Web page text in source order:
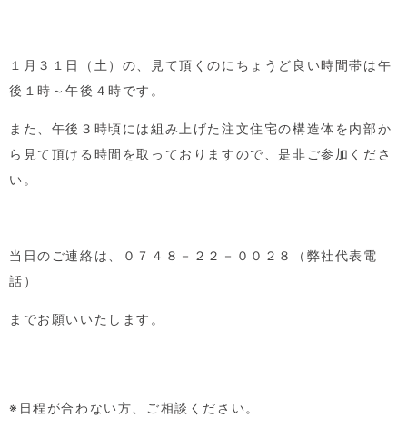
１月３１日（土）の、見て頂くのにちょうど良い時間帯は午
後１時～午後４時です。
また、午後３時頃には組み上げた注文住宅の構造体を内部か
ら見て頂ける時間を取っておりますので、是非ご参加くださ
い。
当日のご連絡は、０７４８－２２－００２８（弊社代表電
話）
までお願いいたします。
※日程が合わない方、ご相談ください。